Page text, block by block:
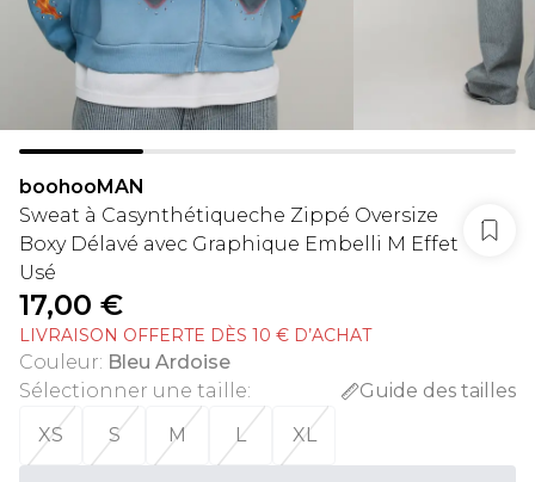
boohooMAN
Sweat à Casynthétiqueche Zippé Oversize
Boxy Délavé avec Graphique Embelli M Effet
Usé
17,00 €
LIVRAISON OFFERTE DÈS 10 € D’ACHAT
Couleur: Bleu Ardoise
Sélectionner une taille:
Guide des tailles
XS
S M L XL